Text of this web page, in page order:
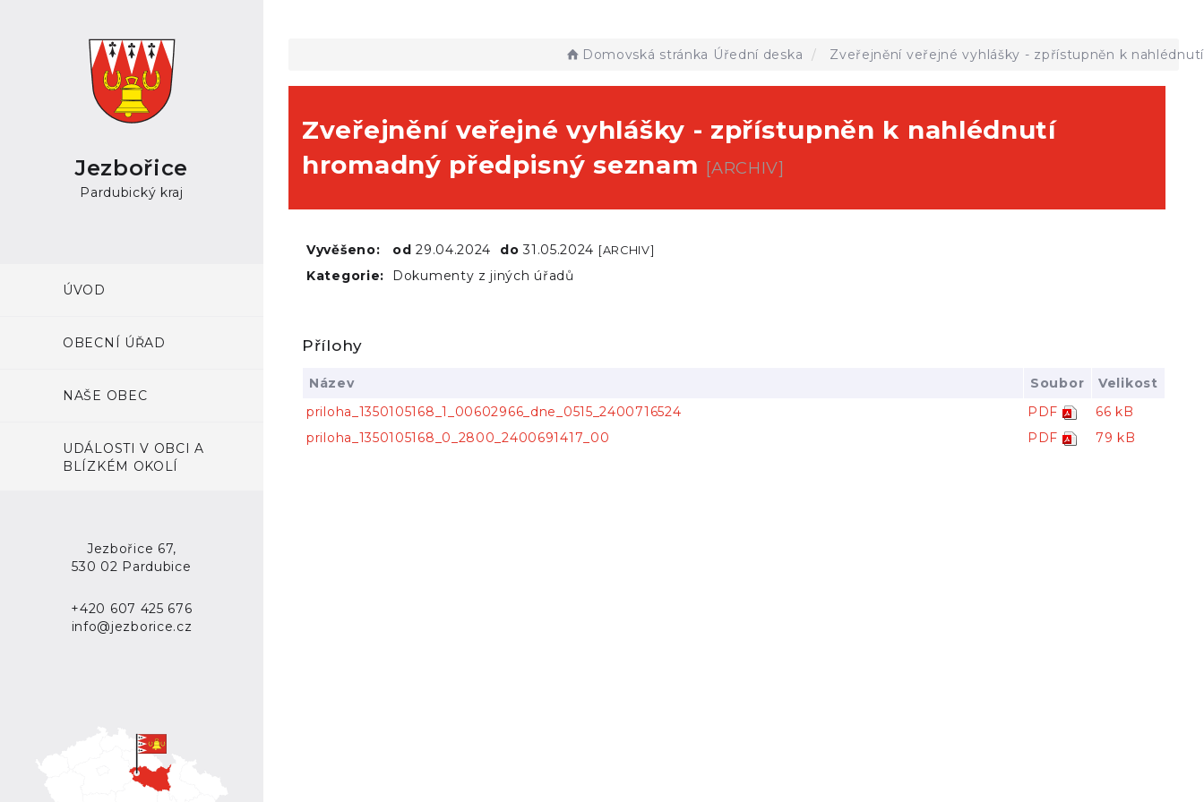
Jezbořice
Pardubický kraj
ÚVOD
OBECNÍ ÚŘAD
NAŠE OBEC
UDÁLOSTI V OBCI A
BLÍZKÉM OKOLÍ
Jezbořice 67,
530 02 Pardubice
+420 607 425 676
info@jezborice.cz
Domovská stránka Úřední deska Zveřejnění veřejné vyhlášky - zpřístupněn k
Zveřejnění veřejné vyhlášky - zpřístupněn k nahlédnutí
hromadný předpisný seznam [ARCHIV]
Vyvěšeno: od29.04.2024 do31.05.2024 [ARCHIV]
Kategorie: Dokumenty z jiných úřadů
Přílohy
Název Soubor
Velikost
priloha_1350105168_1_00602966_dne_0515_2400716524
PDF
66 kB
priloha_1350105168_0_2800_2400691417_00
PDF 79 kB